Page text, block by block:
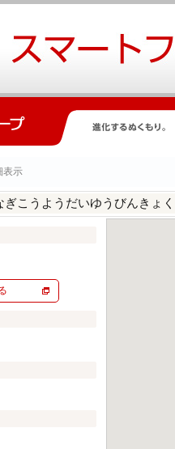
表示
ぎこうようだいゆうびんきょ